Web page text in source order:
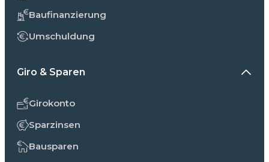
Baufinanzierung
Umschuldung
Giro & Sparen
Girokonto
Sparzinsen
Bausparen